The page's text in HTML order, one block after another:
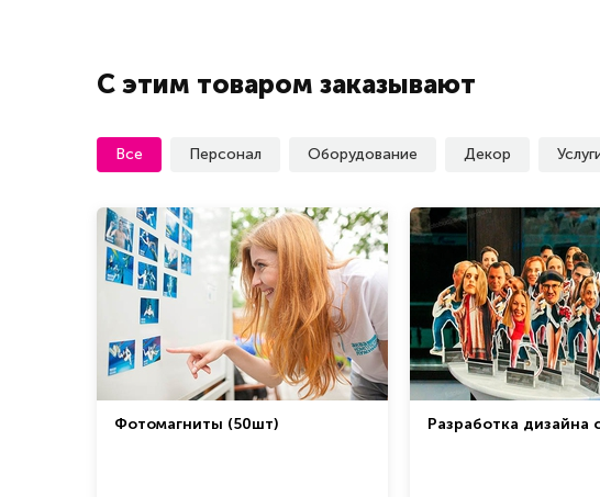
С этим товаром заказывают
Все Персонал Оборудование Декор
Фотомагниты (50шт) Разработка дизайна